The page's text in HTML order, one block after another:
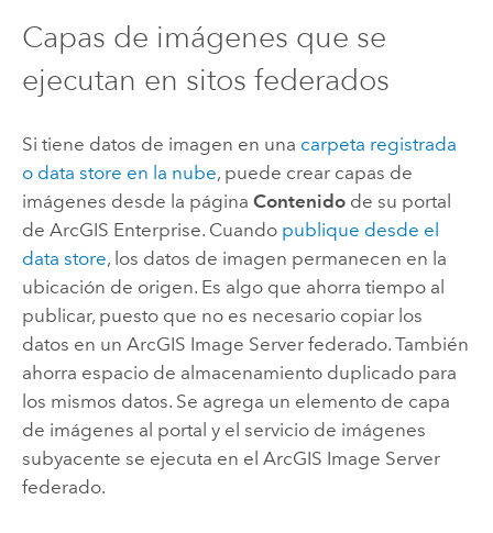
Capas de imágenes que se
ejecutan en sitos federados
Si tiene datos de imagen en una carpeta registrada
o data store en la nube, puede crear capas de
imágenes desde la página Contenidode su portal
de ArcGIS Enterprise. Cuando publique desde el
data store, los datos de imagen permanecen en la
ubicación de origen. Es algo que ahorra tiempo al
publicar, puesto que no es necesario copiar los
datos en un ArcGIS Image Serverfederado. También
ahorra espacio de almacenamiento duplicado para
los mismos datos. Se agrega un elemento de capa
de imágenes al portal y el servicio de imágenes
subyacente se ejecuta en el ArcGIS Image Server
federado.